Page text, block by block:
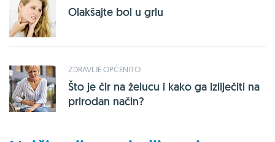
Olakšajte bol u grlu
ZDRAVLJE OPĆENITO
Što je čir na želucu i kako ga izliječiti na
prirodan način?